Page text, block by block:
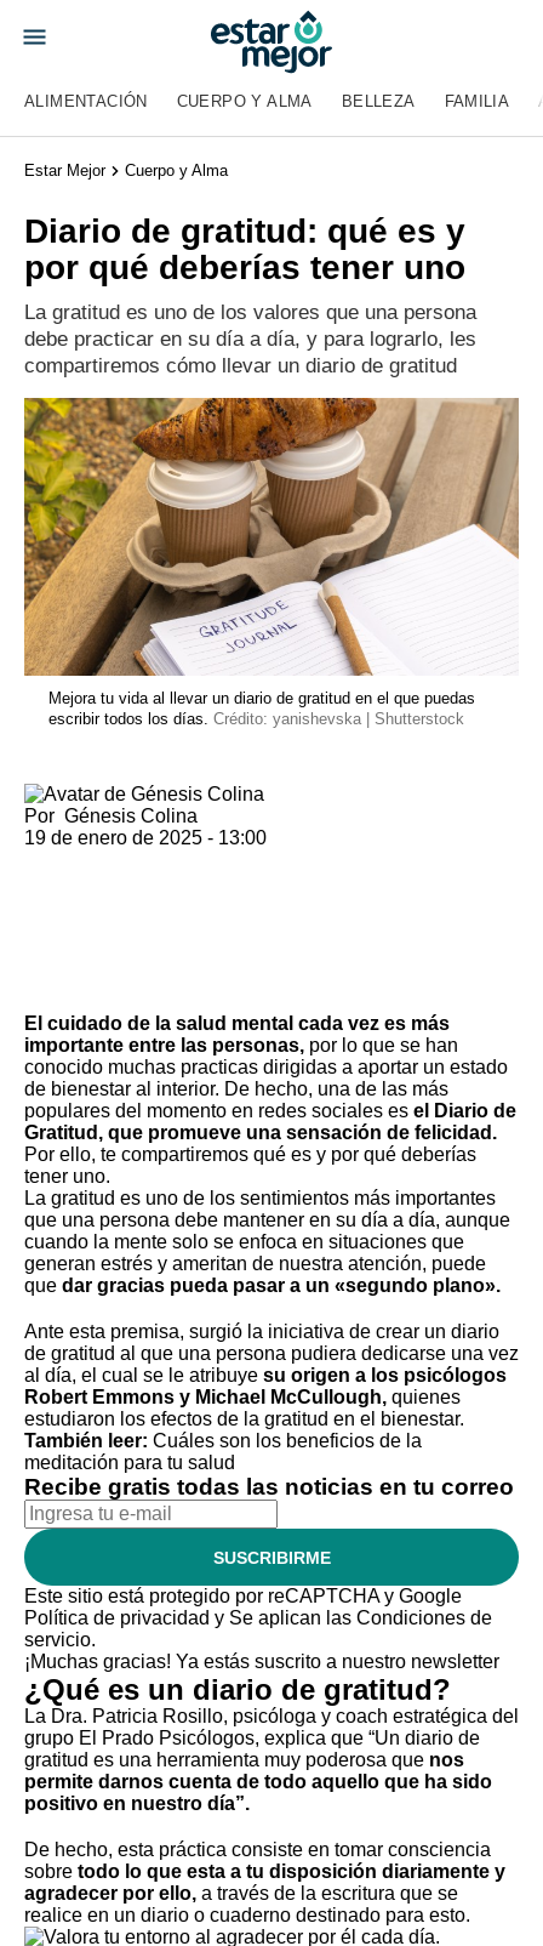
ALIMENTACIÓN CUERPO Y ALMA BELLEZA FAMILIA
Estar Mejor Cuerpo y Alma
Diario de gratitud: qué es y
por qué deberías tener uno
La gratitud es uno de los valores que una persona
debe practicar en su día a día, y para lograrlo, les
compartiremos cómo llevar un diario de gratitud
Mejora tu vida al llevar un diario de gratitud en el que puedas
escribir todos los días. Crédito: yanishevska | Shutterstock
Por Génesis Colina
19 de enero de 2025 - 13:00
El cuidado de la salud mental cada vez es más
importante entre las personas, por lo que se han
conocido muchas practicas dirigidas a aportar un estado
de bienestar al interior. De hecho, una de las más
populares del momento en redes sociales es el Diario de
Gratitud, que promueve una sensación de felicidad.
Por ello, te compartiremos qué es y por qué deberías
tener uno.
La gratitud es uno de los sentimientos más importantes
que una persona debe mantener en su día a día, aunque
cuando la mente solo se enfoca en situaciones que
generan estrés y ameritan de nuestra atención, puede
que dar gracias pueda pasar a un «segundo plano».
Ante esta premisa, surgió la iniciativa de crear un diario
de gratitud al que una persona pudiera dedicarse una vez
al día, el cual se le atribuye su origen a los psicólogos
Robert Emmons y Michael McCullough, quienes
estudiaron los efectos de la gratitud en el bienestar.
También leer: Cuáles son los beneficios de la
meditación para tu salud
Recibe gratis todas las noticias en tu correo
SUSCRIBIRME
Este sitio está protegido por reCAPTCHA y Google
Política de privacidad y Se aplican las Condiciones de
servicio.
¡Muchas gracias! Ya estás suscrito a nuestro newsletter
¿Qué es un diario de gratitud?
La Dra. Patricia Rosillo, psicóloga y coach estratégica del
grupo El Prado Psicólogos, explica que “Un diario de
gratitud es una herramienta muy poderosa que nos
permite darnos cuenta de todo aquello que ha sido
positivo en nuestro día”.
De hecho, esta práctica consiste en tomar consciencia
sobre todo lo que esta a tu disposición diariamente y
agradecer por ello, a través de la escritura que se
realice en un diario o cuaderno destinado para esto.